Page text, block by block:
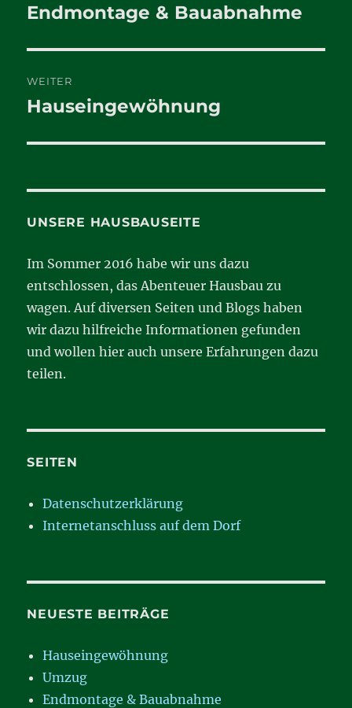
Vorheriger
Endmontage & Bauabnahme
WEITER
Nächster
Hauseingewöhnung
UNSERE HAUSBAUSEITE
Im Sommer 2016 habe wir uns dazu
entschlossen, das Abenteuer Hausbau zu
wagen. Auf diversen Seiten und Blogs haben
wir dazu hilfreiche Informationen gefunden
und wollen hier auch unsere Erfahrungen dazu
teilen.
SEITEN
Datenschutzerklärung
Internetanschluss auf dem Dorf
NEUESTE BEITRÄGE
Hauseingewöhnung
Umzug
Endmontage & Bauabnahme